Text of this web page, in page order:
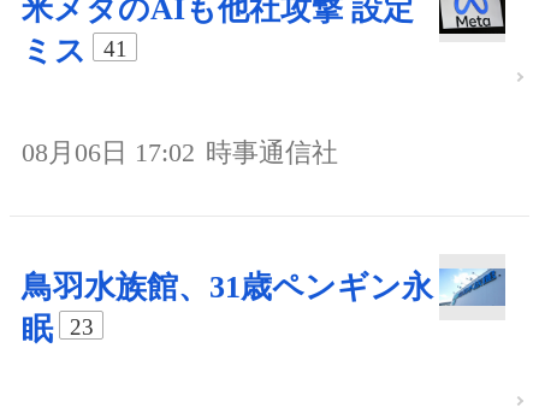
米メタのAIも他社攻撃 設定
ミス
41
08月06日 17:02 時事通信社
鳥羽水族館、31歳ペンギン永
眠
23